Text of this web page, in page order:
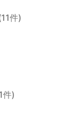
件)
件)